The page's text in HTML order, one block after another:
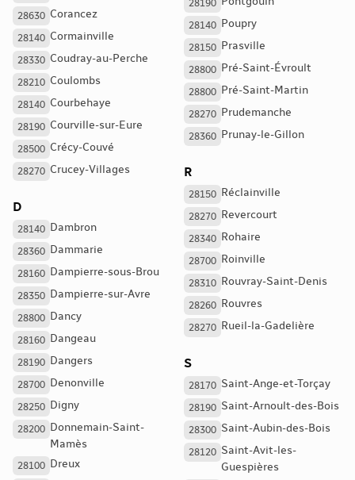
28630 Corancez
28140 Cormainville
28330 Coudray-au-Perche
28210 Coulombs
28140 Courbehaye
28190 Courville-sur-Eure
28500 Crécy-Couvé
28270 Crucey-Villages
D
28140 Dambron
28360 Dammarie
28160 Dampierre-sous-Brou
28350 Dampierre-sur-Avre
28800 Dancy
28160 Dangeau
28190 Dangers
28700 Denonville
28250 Digny
28200
Donnemain-Saint-
Mamès
28100 Dreux
28190
28140 Poupry
28150 Prasville
28800 Pré-Saint-Évroult
28800 Pré-Saint-Martin
28270 Prudemanche
28360 Prunay-le-Gillon
R
28150 Réclainville
28270 Revercourt
28340 Rohaire
28700 Roinville
28310 Rouvray-Saint-Denis
28260 Rouvres
28270 Rueil-la-Gadelière
S
28170 Saint-Ange-et-Torçay
28190 Saint-Arnoult-des-Bois
28300 Saint-Aubin-des-Bois
28120 Saint-Avit-les-
Guespières